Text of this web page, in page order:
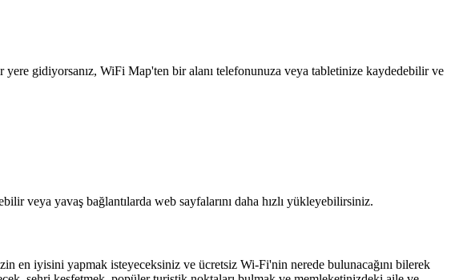
gidiyorsanız, WiFi Map'ten bir alanı telefonunuza veya tabletinize kaydedebilir ve
veya yavaş bağlantılarda web sayfalarını daha hızlı yükleyebilirsiniz.
en iyisini yapmak isteyeceksiniz ve ücretsiz Wi-Fi'nin nerede bulunacağını bilerek